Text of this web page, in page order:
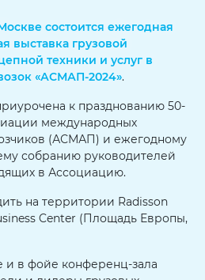
состоится ежегодная
выставка грузовой
техники и услуг в
«АСМАП-2024».
к празднованию 50-
международных
(АСМАП) и ежегодному
собранию руководителей
в Ассоциацию.
на территории Radisson
Center (Площадь Европы,
и в фойе конференц-зала